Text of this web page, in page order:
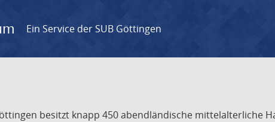
Ein Service der SUB Göttingen
besitzt knapp 450 abendländische mittelalterliche